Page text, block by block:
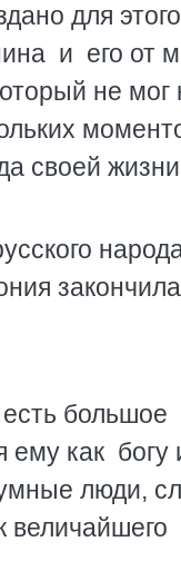
для этого
и его от
не мог
своей
большое
ему как богу
люди,
величайшего